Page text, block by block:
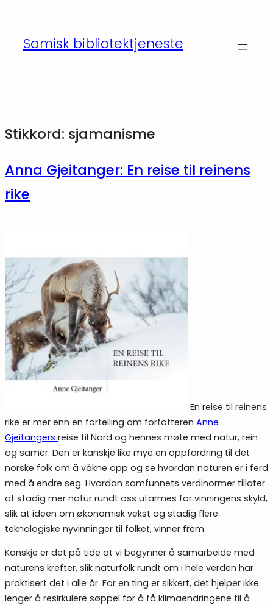
innholdSamisk bibliotektjeneste
Stikkord: sjamanisme
Anna Gjeitanger: En reise til reinens
rike
En reise til reinens
rike er mer enn en fortelling om forfatteren Anne
Gjeitangers reise til Nord og hennes møte med natur, rein
og samer. Den er kanskje like mye en oppfordring til det
norske folk om å våkne opp og se hvordan naturen er i ferd
med å endre seg. Hvordan samfunnets verdinormer tillater
at stadig mer natur rundt oss utarmes for vinningens skyld,
slik at ideen om økonomisk vekst og stadig flere
teknologiske nyvinninger til folket, vinner frem.
Kanskje er det på tide at vi begynner å samarbeide med
naturens krefter, slik naturfolk rundt om i hele verden har
praktisert det i alle år. For en ting er sikkert, det hjelper ikke
lenger å resirkulere søppel for å få klimaendringene til å